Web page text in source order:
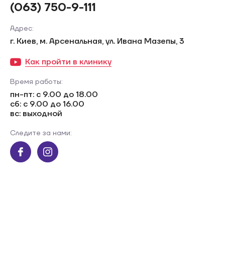
(063) 750-9-111
Адрес:
г. Киев, м. Арсенальная, ул. Ивана Мазепы, 3
Как пройти в клинику
Время работы:
пн-пт: с 9.00 до 18.00
сб: с 9.00 до 16.00
вс: выходной
Следите за нами: